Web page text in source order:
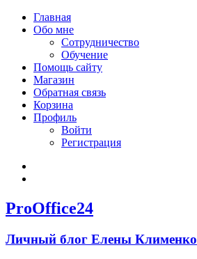
Главная
Обо мне
Сотрудничество
Обучение
Помощь сайту
Магазин
Обратная связь
Корзина
Профиль
Войти
Регистрация
ProOffice24
Личный блог Елены Клименко